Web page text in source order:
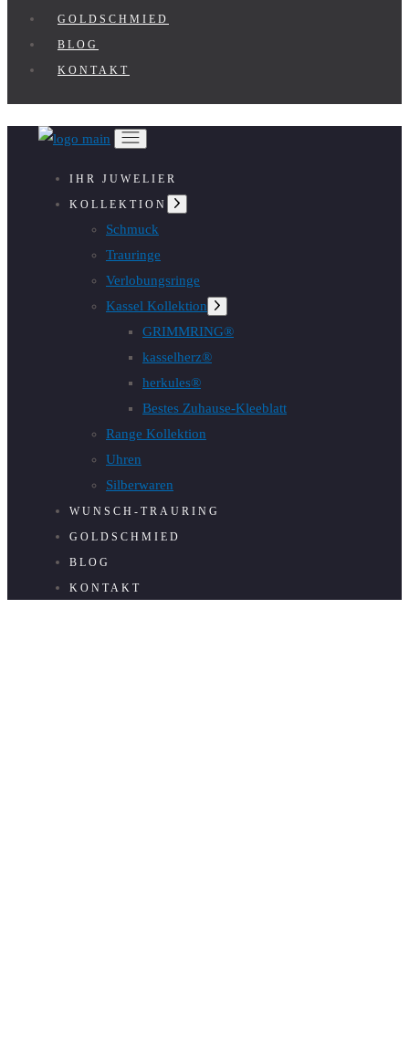
GOLDSCHMIED
BLOG
KONTAKT
IHR JUWELIER
KOLLEKTION
Untermenü
anzeigen
Schmuck
Trauringe
Verlobungsringe
Kassel Kollektion Untermenü
anzeigen
GRIMMRING®
kasselherz®
herkules®
Bestes Zuhause-Kleeblatt
Range Kollektion
Uhren
Silberwaren
WUNSCH-TRAURING
GOLDSCHMIED
BLOG
KONTAKT